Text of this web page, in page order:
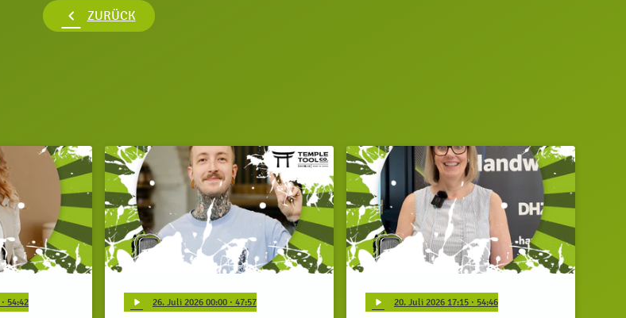
chevron_left ZURÜCK
· 54:42 play_arrow 26. Juli 2026 00:00 · 47:57 play_arrow 20. Juli 2026 17:15 · 54:46